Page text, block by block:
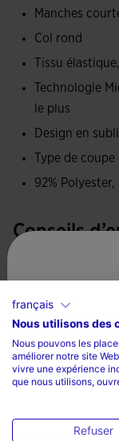
zone du cou,
durable.
excellente
rester frais et
tissu en mesh
s'adapte
mouvement sans
Manches
Col rond
Tissu
Technologie
le plus
Design en
Type de
92% Polyester,
Conseils
Laver à la
Ne pas
Repasser à
Ne pas
français
Nous utilisons des
Nous pouvons les
améliorer notre site
vivre une expérience
que nous utilisons,
Refuser